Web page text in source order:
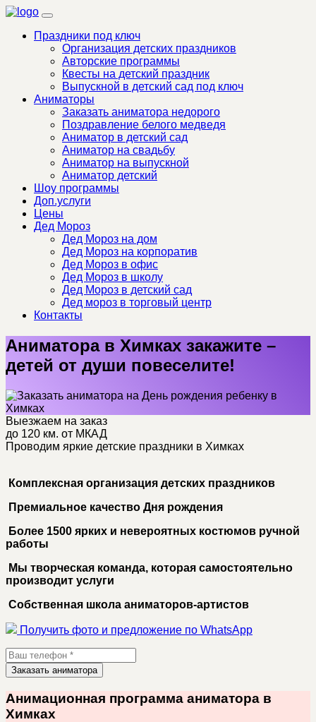
Праздники под ключ
Организация детских праздников
Авторские программы
Квесты на детский праздник
Выпускной в детский сад под ключ
Аниматоры
Заказать аниматора недорого
Поздравление белого медведя
Аниматор в детский сад
Аниматор на свадьбу
Аниматор на выпускной
Аниматор детский
Шоу программы
Доп.услуги
Цены
Дед Мороз
Дед Мороз на дом
Дед Мороз на корпоратив
Дед Мороз в офис
Дед Мороз в школу
Дед Мороз в детский сад
Дед мороз в торговый центр
Контакты
Аниматора в Химках закажите –
детей от души повеселите!
Выезжаем на заказ
до 120 км. от МКАД
Проводим яркие детские праздники в Химках
Комплексная организация детских праздников
Премиальное качество Дня рождения
Более 1500 ярких и невероятных костюмов ручной
работы
Мы творческая команда, которая самостоятельно
производит услуги
Собственная школа аниматоров-артистов
Получить фото и предложение по WhatsApp
Заказать аниматора
Анимационная программа аниматора в
Химках